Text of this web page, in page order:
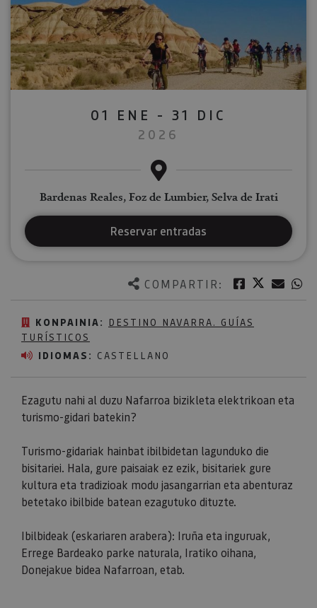
COMPARTIR: Facebook
Twitter
KONPAINIA:
DESTINO NAVARRA. GUÍAS
TURÍSTICOS
IDIOMAS: CASTELLANO
Ezagutu nahi al duzu Nafarroa bizikleta elektrikoan eta
turismo-gidari batekin?
Turismo-gidariak hainbat ibilbidetan lagunduko die
bisitariei. Hala, gure paisaiak ez ezik, bisitariek gure
kultura eta tradizioak modu jasangarrian eta abenturaz
betetako ibilbide batean ezagutuko dituzte.
Ibilbideak (eskariaren arabera): Iruña eta inguruak,
Errege Bardeako parke naturala, Iratiko oihana,
Donejakue bidea Nafarroan, etab.
01 ENE - 31 DIC
2026
Bardenas Reales, Foz de Lumbier, Selva de Irati
Reservar entradas